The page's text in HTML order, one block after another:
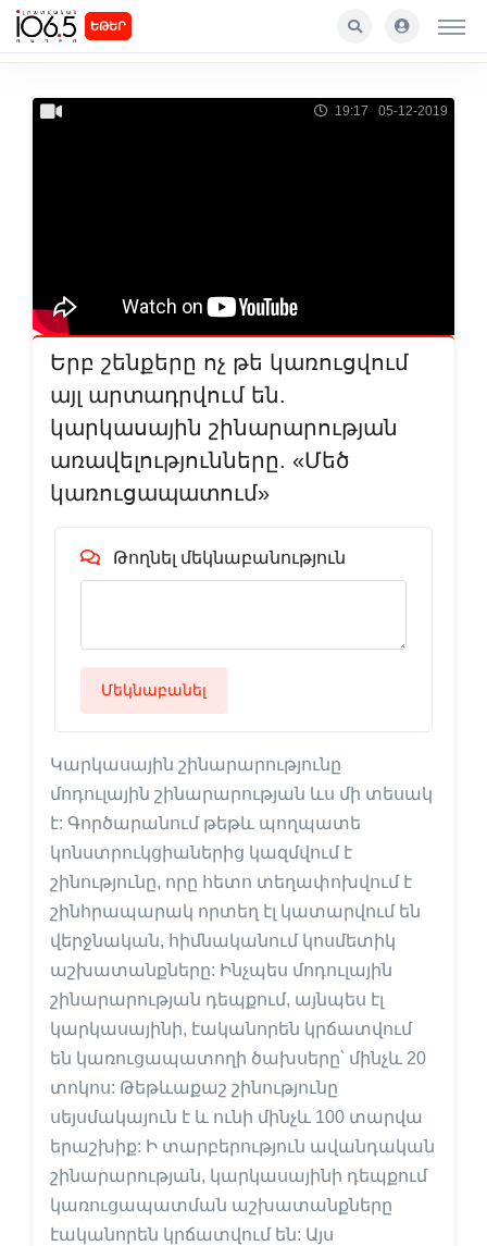
ԵԹԵՐ
19:17 05-12-2019
Երբ շենքերը ոչ թե կառուցվում
այլ արտադրվում են.
կարկասային շինարարության
առավելությունները. «Մեծ
կառուցապատում»
Թողնել մեկնաբանություն
Մեկնաբանել
Կարկասային շինարարությունը
մոդուլային շինարարության ևս մի տեսակ
է: Գործարանում թեթև պողպատե
կոնստրուկցիաներից կազմվում է
շինությունը, որը հետո տեղափոխվում է
շինհրապարակ որտեղ էլ կատարվում են
վերջնական, հիմնականում կոսմետիկ
աշխատանքները: Ինչպես մոդուլային
շինարարության դեպքում, այնպես էլ
կարկասայինի, էականորեն կրճատվում
են կառուցապատողի ծախսերը՝ մինչև 20
տոկոս: Թեթևաքաշ շինությունը
սեյսմակայուն է և ունի մինչև 100 տարվա
երաշխիք: Ի տարբերություն ավանդական
շինարարության, կարկասայինի դեպքում
կառուցապատման աշխատանքները
էականորեն կրճատվում են: Այս